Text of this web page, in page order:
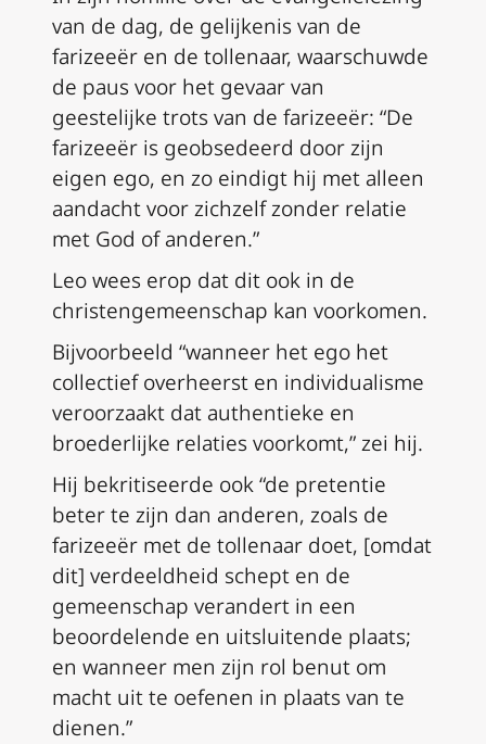
van de dag, de gelijkenis van de
farizeeër en de tollenaar, waarschuwde
de paus voor het gevaar van
geestelijke trots van de farizeeër: “De
farizeeër is geobsedeerd door zijn
eigen ego, en zo eindigt hij met alleen
aandacht voor zichzelf zonder relatie
met God of anderen.”
Leo wees erop dat dit ook in de
christengemeenschap kan voorkomen.
Bijvoorbeeld “wanneer het ego het
collectief overheerst en individualisme
veroorzaakt dat authentieke en
broederlijke relaties voorkomt,” zei hij.
Hij bekritiseerde ook “de pretentie
beter te zijn dan anderen, zoals de
farizeeër met de tollenaar doet, [omdat
dit] verdeeldheid schept en de
gemeenschap verandert in een
beoordelende en uitsluitende plaats;
en wanneer men zijn rol benut om
macht uit te oefenen in plaats van te
dienen.”